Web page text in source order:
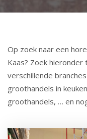
Op zoek naar een
Kaas? Zoek
verschillende
groothandels in
groothandels, … en